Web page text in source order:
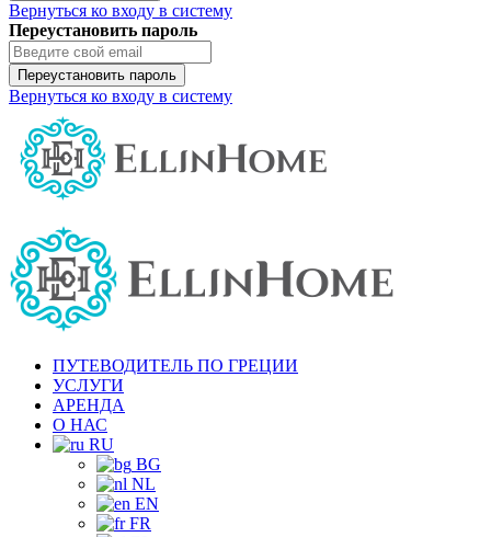
Вернуться ко входу в систему
Переустановить пароль
Переустановить пароль
Вернуться ко входу в систему
ПУТЕВОДИТЕЛЬ ПО ГРЕЦИИ
УСЛУГИ
АРЕНДА
О НАС
RU
BG
NL
EN
FR